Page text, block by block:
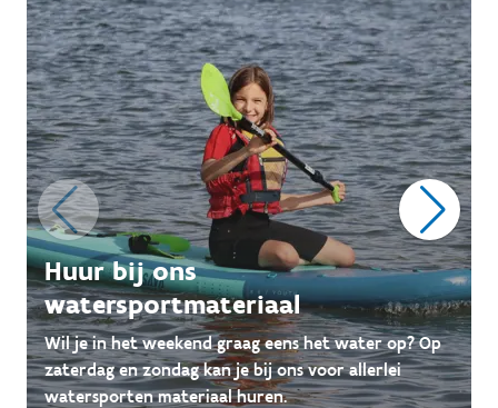
Huur bij ons
watersportmateriaal
Wil je in het weekend graag eens het water op? Op
zaterdag en zondag kan je bij ons voor allerlei
watersporten materiaal huren.